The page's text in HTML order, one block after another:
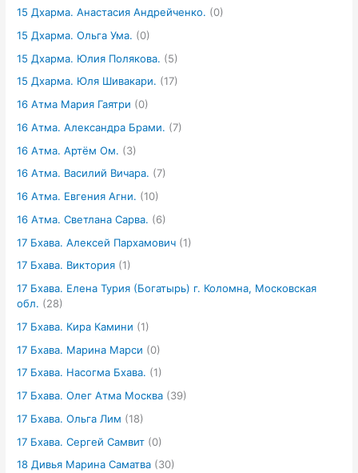
15 Дхарма. Анастасия Андрейченко. (0)
15 Дхарма. Ольга Ума. (0)
15 Дхарма. Юлия Полякова. (5)
15 Дхарма. Юля Шивакари. (17)
16 Атма Мария Гаятри (0)
16 Атма. Александра Брами. (7)
16 Атма. Артём Ом. (3)
16 Атма. Василий Вичара. (7)
16 Атма. Евгения Агни. (10)
16 Атма. Светлана Сарва. (6)
17 Бхава. Алексей Пархамович (1)
17 Бхава. Виктория (1)
17 Бхава. Елена Турия (Богатырь) г. Коломна, Московская
обл. (28)
17 Бхава. Кира Камини (1)
17 Бхава. Марина Марси (0)
17 Бхава. Насогма Бхава. (1)
17 Бхава. Олег Атма Москва (39)
17 Бхава. Ольга Лим (18)
17 Бхава. Сергей Самвит (0)
18 Дивья Марина Саматва (30)